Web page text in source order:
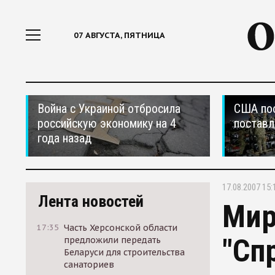
07 АВГУСТА, ПЯТНИЦА
Война с Украиной отбросила
российскую экономику на 4
года назад
США
Лента новостей
17:35 Часть Херсонской области
предложили передать
Беларуси для строительства
санаториев
17.08.2007